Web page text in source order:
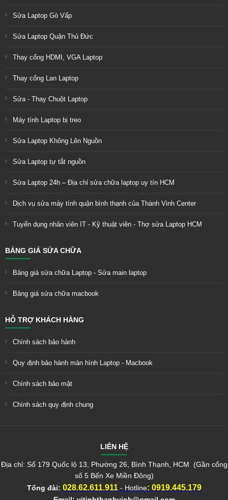
Sửa Laptop Gò Vấp
Sửa Laptop Quận Thủ Đức
Thay cổng HDMI, VGA Laptop
Thay cổng Lan Laptop
Sửa - Thay Chuột Laptop
Máy tính Laptop bị treo
Sửa Laptop Không Lên Nguồn
Sửa Laptop tự tắt nguồn
Sửa Laptop 24h – Địa chỉ sửa chữa laptop uy tín HCM
Dịch vụ sửa máy tính quận bình thạnh của Thành Vinh Center
Tuyển dụng nhân viên IT - Kỹ thuật viên - Thợ sửa Laptop HCM
BẢNG GIÁ SỬA CHỮA
Bảng giá sửa chữa Laptop - Sửa main laptop
Bảng giá sửa chữa macbook
HỖ TRỢ KHÁCH HÀNG
Chính sách bảo hành
Quy định bảo hành màn hình Laptop - Macbook
Chính sách bảo mật
Chính sách quy định chung
LIÊN HỆ
Địa chỉ: Số 179 Quốc lộ 13, Phường 26, Bình Thạnh, HCM (Gần cổng
số 5 Bến Xe Miền Đông)
Tổng đài: 028.62.611.911 - Hotline: 0919.445.179